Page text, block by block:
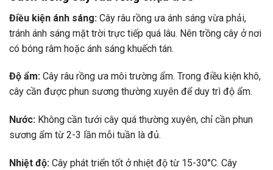
Điều kiện ánh sáng: Cây râu rồng ưa ánh sáng vừa phải,
tránh ánh sáng mặt trời trực tiếp quá lâu. Nên trồng cây ở nơi
có bóng râm hoặc ánh sáng khuếch tán.
Độ ẩm: Cây râu rồng ưa môi trường ẩm. Trong điều kiện khô,
cây cần được phun sương thường xuyên để duy trì độ ẩm.
Nước: Không cần tưới cây quá thường xuyên, chỉ cần phun
sương ẩm từ 2-3 lần mỗi tuần là đủ.
Nhiệt độ: Cây phát triển tốt ở nhiệt độ từ 15-30°C. Cây